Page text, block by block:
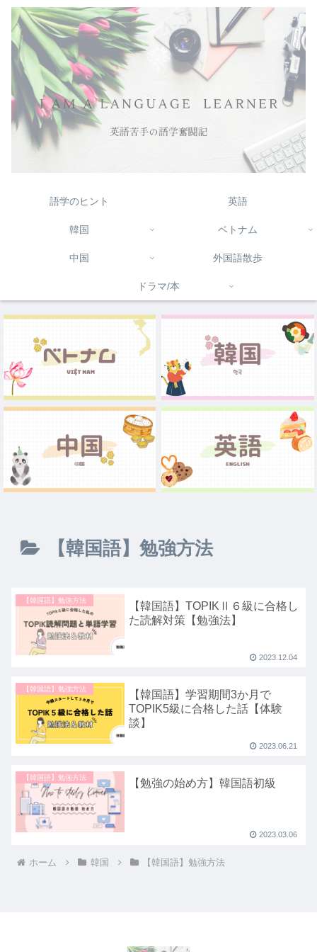
語学のヒント 英語
韓国 ベトナム
中国 外国語散歩
ドラマ/本
【韓国語】勉強方法
【韓国語】勉強方法
【韓国語】TOPIKⅡ６級に合格し
た読解対策【勉強法】
2023.12.04
【韓国語】勉強方法
【韓国語】学習期間3か月で
TOPIK5級に合格した話【体験
談】
2023.06.21
【韓国語】勉強方法 【勉強の始め方】韓国語初級
2023.03.06
ホーム 韓国 【韓国語】勉強方法